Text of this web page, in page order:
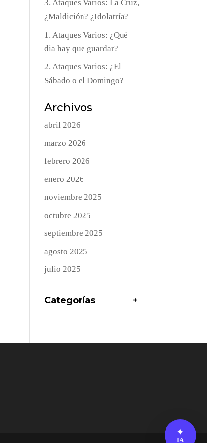
3. Ataques Varios: La Cruz,
¿Maldición? ¿Idolatría?
1. Ataques Varios: ¿Qué
dia hay que guardar?
2. Ataques Varios: ¿El
Sábado o el Domingo?
Archivos
abril 2026
marzo 2026
febrero 2026
enero 2026
noviembre 2025
octubre 2025
septiembre 2025
agosto 2025
julio 2025
Categorías +
✦
IA